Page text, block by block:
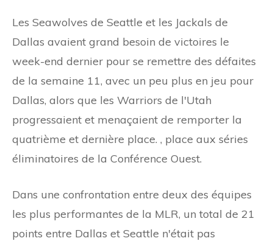
Les Seawolves de Seattle et les Jackals de
Dallas avaient grand besoin de victoires le
week-end dernier pour se remettre des défaites
de la semaine 11, avec un peu plus en jeu pour
Dallas, alors que les Warriors de l'Utah
progressaient et menaçaient de remporter la
quatrième et dernière place. , place aux séries
éliminatoires de la Conférence Ouest.
Dans une confrontation entre deux des équipes
les plus performantes de la MLR, un total de 21
points entre Dallas et Seattle n'était pas